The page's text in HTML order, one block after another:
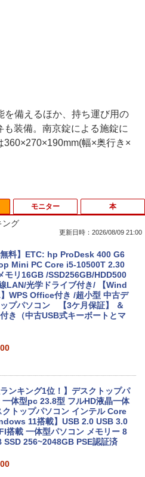
備えるほか、持ち運び用の
装備。南京錠による施錠に
360×270×190mm(幅×奥行き×
限定 ポイントUP＆クーポン配
Chromebook Duet EDU G
ートパソコン 83HKS00M00 Ch
MediaTek Kompanio 838 メモ
eMMC64GB 10.95インチ タッチ
生品Sランク
付｜テンキー DVD 搭載｜C
7世代 メモリ 8GB SSD 256GB
選 Lenovo ThinkPad 15.6型 Bl
Wi-Fi 無線｜中古 パソコン 中古
Excel
ング
更新日時：2026/08/09 21:00
無料】ETC: hp ProDesk 400 G6
Mini PC Core i5-10500T 2.30
モリ16GB /SSD256GB/HDD500
LAN/光学ドライブ付き/ 【Wind
WPS Office付き /超小型 中古デ
プパソコン 【3ケ月保証】 ＆
き（中古USB式キーボートとマ
ランキング1位！】デスクトップパ
一体型pc 23.8型 フルHD液晶一体
クトップパソコン インテル Core
11搭載】USB 2.0 USB 3.0
搭載 一体型パソコン メモリー 8
SSD 256~2048GB PSE認証済
モニター 本